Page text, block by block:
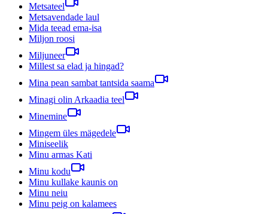
Metsateel
Metsavendade laul
Mida teead ema-isa
Miljon roosi
Miljuneer
Millest sa elad ja hingad?
Mina pean sambat tantsida saama
Minagi olin Arkaadia teel
Minemine
Mingem üles mägedele
Miniseelik
Minu armas Kati
Minu kodu
Minu kullake kaunis on
Minu neiu
Minu peig on kalamees